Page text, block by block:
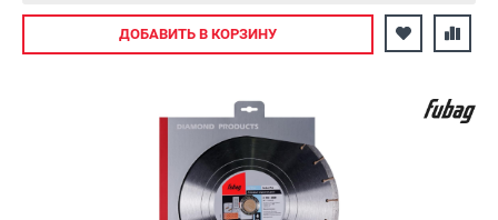
Авторизуйтесь
ДОБАВИТЬ В КОРЗИНУ